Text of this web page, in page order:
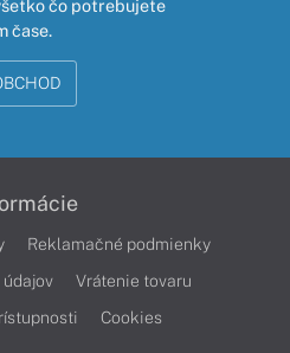
čo potrebujete
čase.
Reklamačné podmienky
údajov
Vrátenie tovaru
Cookies